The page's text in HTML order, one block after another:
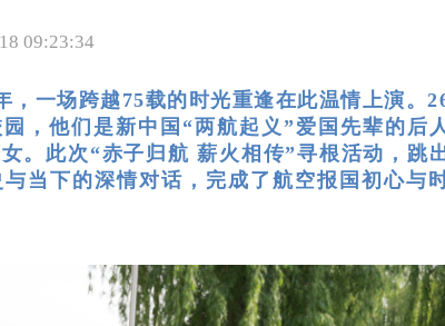
09:23:34
，一场跨越75载的时光重逢在此温情上演。
，他们是新中国“两航起义”爱国先辈的后
。此次“赤子归航 薪火相传”寻根活动，跳
当下的深情对话，完成了航空报国初心与